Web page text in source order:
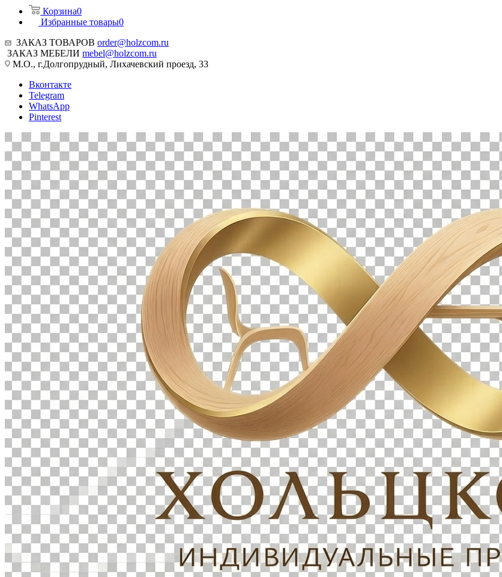
Корзина0
Избранные товары0
ЗАКАЗ ТОВАРОВ order@holzcom.ru
ЗАКАЗ МЕБЕЛИ mebel@holzcom.ru
М.О., г.Долгопрудный, Лихачевский проезд, 33
Вконтакте
Telegram
WhatsApp
Pinterest